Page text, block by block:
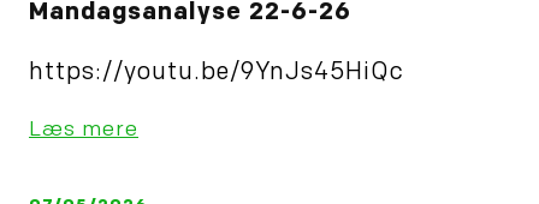
Mandagsanalyse 22-6-26
https://youtu.be/9YnJs45HiQc
Læs mere